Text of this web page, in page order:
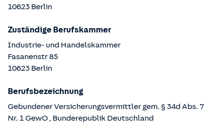
10623 Berlin
Zuständige Berufskammer
Industrie- und Handelskammer
Fasanenstr85
10623 Berlin
Berufsbezeichnung
Gebundener Versicherungsvermittler gem. § 34d Abs. 7
Nr. 1 GewO , Bunderepublik Deutschland